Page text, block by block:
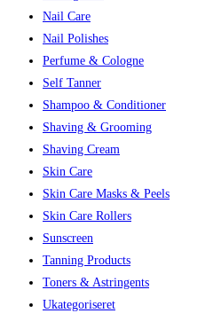
Nail Care
Nail Polishes
Perfume & Cologne
Self Tanner
Shampoo & Conditioner
Shaving & Grooming
Shaving Cream
Skin Care
Skin Care Masks & Peels
Skin Care Rollers
Sunscreen
Tanning Products
Toners & Astringents
Ukategoriseret